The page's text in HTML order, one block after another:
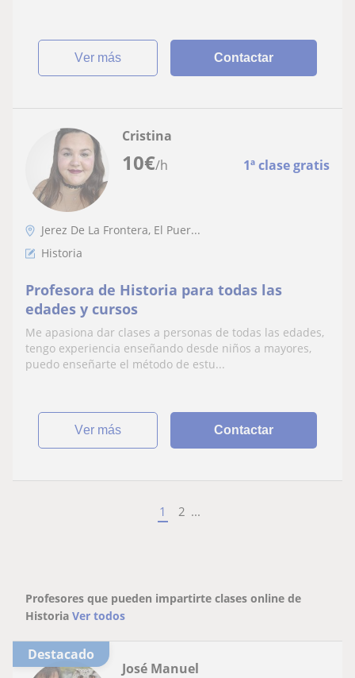
ver más Contactar
10€/h 1ª clase gratis
Cristina
Jerez De La Frontera, El Puer...
Historia
Profesora de Historia para todas las
edades y cursos
Me apasiona dar clases a personas de todas las edades,
tengo experiencia enseñando desde niños a mayores,
puedo enseñarte el método de estu...
ver más Contactar
1 2 ...
Profesores que pueden impartirte clases online de
Historia Ver todos
Destacado
José Manuel